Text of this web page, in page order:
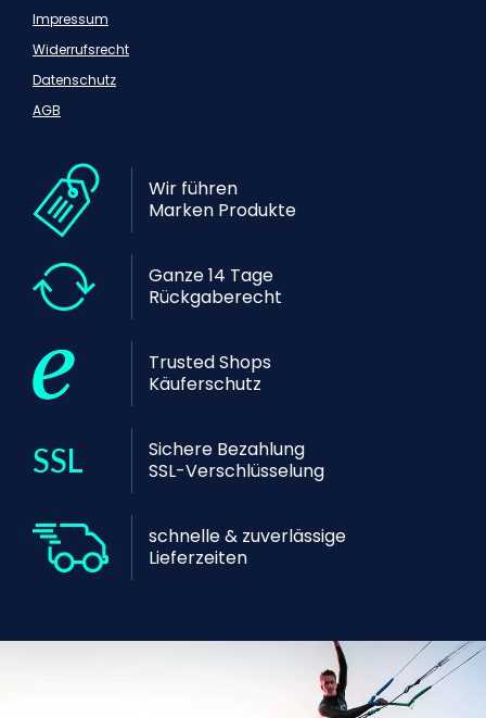
Impressum
Widerrufsrecht
Datenschutz
AGB
Wir führen
Marken Produkte
Ganze 14 Tage
Rückgaberecht
Trusted Shops
Käuferschutz
Sichere Bezahlung
SSL-Verschlüsselung
schnelle & zuverlässige
Lieferzeiten